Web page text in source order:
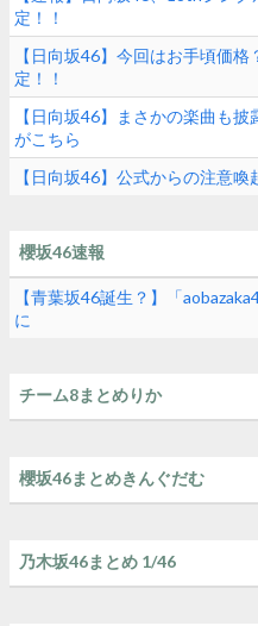
定！！
【日向坂46】今回はお手頃価
定！！
【日向坂46】まさかの楽曲も
がこちら
【日向坂46】公式からの注意
櫻坂46速報
【青葉坂46誕生？】「
に
チーム8まとめりか
櫻坂46まとめきんぐだむ
乃木坂46まとめ 1/46